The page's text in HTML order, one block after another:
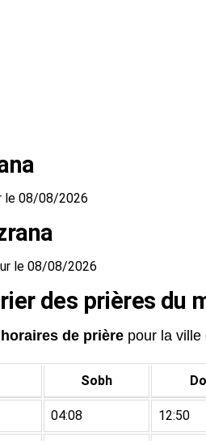
le 08/08/2026
le 08/08/2026
des prières du
horaires de prière pour la ville
Sobh
04:08 12:50